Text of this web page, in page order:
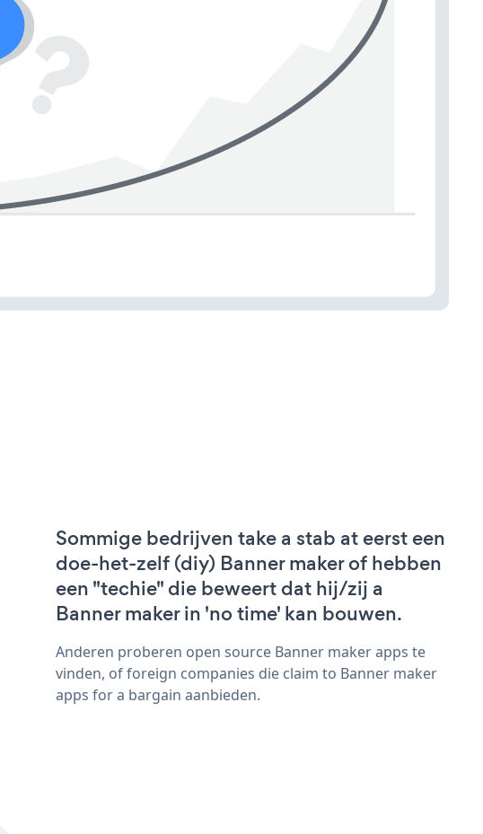
Sommige bedrijven take a stab at eerst een
doe-het-zelf (diy) Banner maker of hebben
een "techie" die beweert dat hij/zij a
Banner maker in 'no time' kan bouwen.
Anderen proberen open source Banner maker apps te
vinden, of foreign companies die claim to Banner maker
apps for a bargain aanbieden.